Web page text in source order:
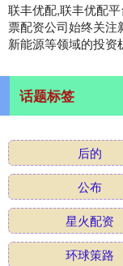
联丰优配,联丰优配
票配资公司始终关注
新能源等领域的投资
话题标签
后的
公布
星火配资
环球策路